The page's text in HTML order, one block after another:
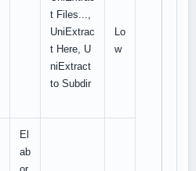
t Files...,
UniExtrac
t Here, U
niExtract
to Subdir
Lo
w
El
ab